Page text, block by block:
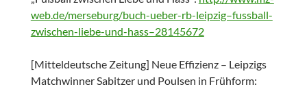
web.de/merseburg/buch-ueber-rb-leipzig–fussball-
zwischen-liebe-und-hass–28145672
[Mitteldeutsche Zeitung] Neue Effizienz – Leipzigs
Matchwinner Sabitzer und Poulsen in Frühform: